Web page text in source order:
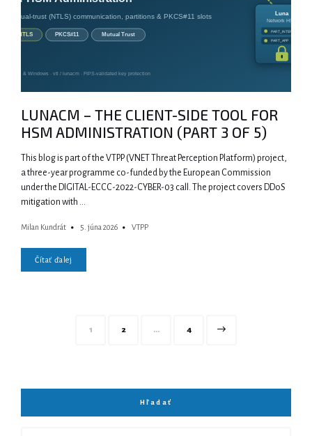
LUNACM – THE CLIENT-SIDE TOOL FOR
HSM ADMINISTRATION (PART 3 OF 5)
This blog is part of the VTPP (VNET Threat Perception Platform) project,
a three-year programme co-funded by the European Commission
under the DIGITAL-ECCC-2022-CYBER-03 call. The project covers DDoS
mitigation with …
Milan Kundrát 5. júna 2026 VTPP
Čítať ďalej
NavigáciaPage
1 Page
2 … Page
4
Hľadať